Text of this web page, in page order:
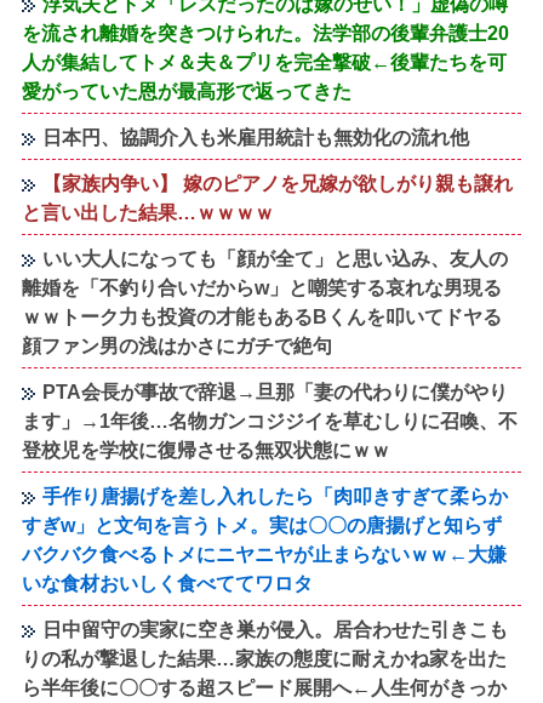
を流され離婚を突きつけられた。法学部の後輩弁護士20
人が集結してトメ＆夫＆プリを完全撃破←後輩たちを可
愛がっていた恩が最高形で返ってきた
日本円、協調介入も米雇用統計も無効化の流れ他
【家族内争い】 嫁のピアノを兄嫁が欲しがり親も譲れ
と言い出した結果…ｗｗｗｗ
いい大人になっても「顔が全て」と思い込み、友人の
離婚を「不釣り合いだからw」と嘲笑する哀れな男現る
ｗｗトーク力も投資の才能もあるBくんを叩いてドヤる
顔ファン男の浅はかさにガチで絶句
PTA会長が事故で辞退→旦那「妻の代わりに僕がやり
ます」→1年後…名物ガンコジジイを草むしりに召喚、不
登校児を学校に復帰させる無双状態にｗｗ
手作り唐揚げを差し入れしたら「肉叩きすぎて柔らか
すぎw」と文句を言うトメ。実は〇〇の唐揚げと知らず
バクバク食べるトメにニヤニヤが止まらないｗｗ←大嫌
いな食材おいしく食べててワロタ
日中留守の実家に空き巣が侵入。居合わせた引きこも
りの私が撃退した結果…家族の態度に耐えかね家を出た
ら半年後に〇〇する超スピード展開へ←人生何がきっか